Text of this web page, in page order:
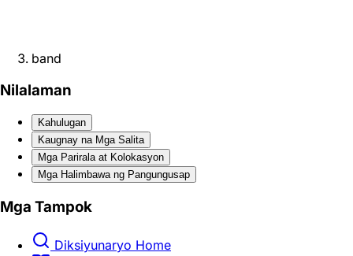
band
Nilalaman
Kahulugan
Kaugnay na Mga Salita
Mga Parirala at Kolokasyon
Mga Halimbawa ng Pangungusap
Mga Tampok
Diksiyunaryo Home